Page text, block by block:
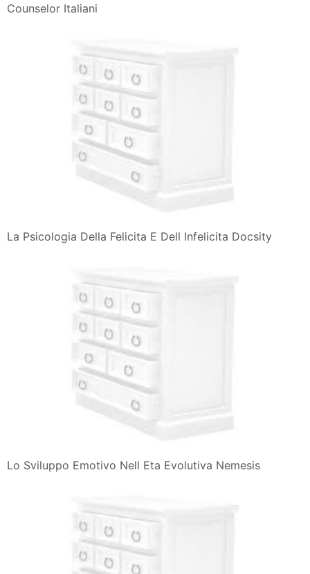
Counselor Italiani
La Psicologia Della Felicita E Dell Infelicita Docsity
Lo Sviluppo Emotivo Nell Eta Evolutiva Nemesis